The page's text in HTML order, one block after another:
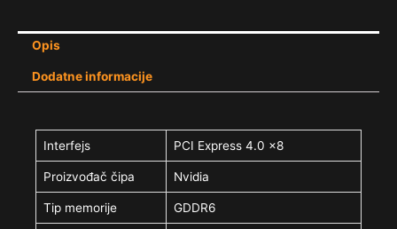
Opis
Dodatne informacije
Interfejs PCI Express 4.0 x8
Proizvođač čipa Nvidia
Tip memorije GDDR6